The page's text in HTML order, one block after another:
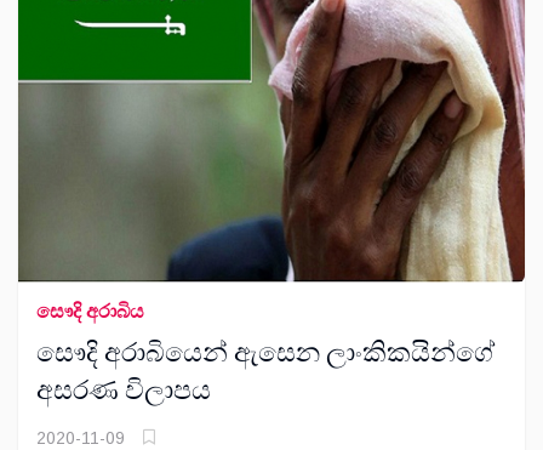
සෞදි අරාබිය
සෞදි අරාබියෙන් ඇසෙන ලාංකිකයින්ගේ
අසරණ විලාපය
2020-11-09